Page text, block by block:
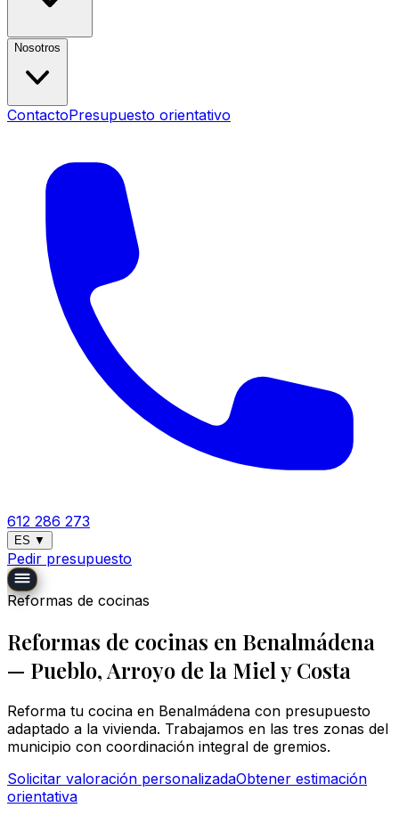
Nosotros
ContactoPresupuesto orientativo
612 286 273
ES ▼
Pedir presupuesto
Reformas de cocinas
Reformas de cocinas en Benalmádena
— Pueblo, Arroyo de la Miel y Costa
Reforma tu cocina en Benalmádena con presupuesto
adaptado a la vivienda. Trabajamos en las tres zonas del
municipio con coordinación integral de gremios.
Solicitar valoración personalizadaObtener estimación
orientativa